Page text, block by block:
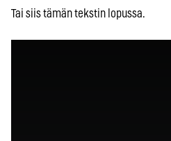
Tai siis tämän tekstin lopussa.